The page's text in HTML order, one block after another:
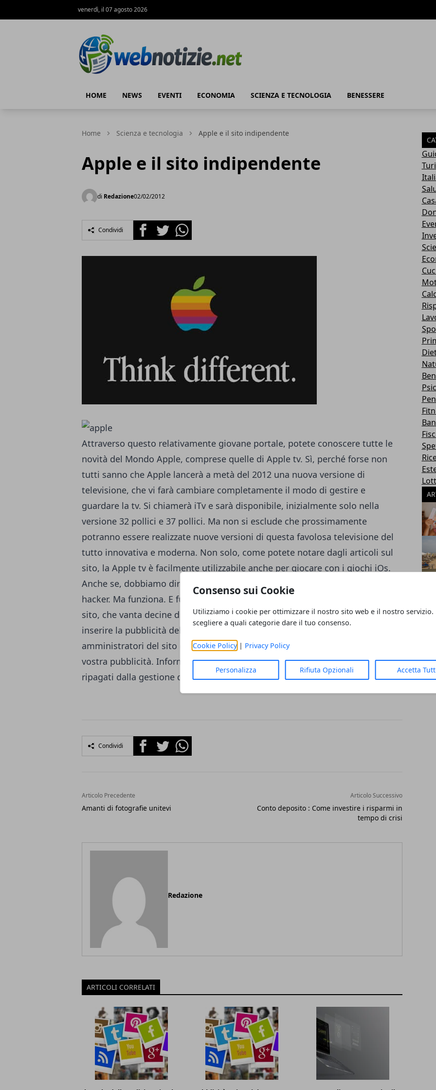
Consenso sui Cookie
Utilizziamo i cookie per ottimizzare il nostro sito web e il nostro servizio.
scegliere a quali categorie dare il tuo consenso.
Cookie Policy| Privacy Policy
Personalizza Rifiuta Opzionali Accetta
venerdì, il 07 agosto 2026
HOME NEWS EVENTI ECONOMIA SCIENZA E TECNOLOGIA BENESSERE
Home Scienza e tecnologia Apple e il sito indipendente
Apple e il sito indipendente
di Redazione02/02/2012
Condividi FacebookTwitterWhatsapp
Attraverso questo relativamente giovane portale, potete conoscere tutte le
novità del Mondo Apple, comprese quelle di Apple tv. Sì, perché forse non
tutti sanno che Apple lancerà a metà del 2012 una nuova versione di
televisione, che vi farà cambiare completamente il modo di gestire e
guardare la tv. Si chiamerà iTv e sarà disponibile, inizialmente solo nella
versione 32 pollici e 37 pollici. Ma non si esclude che prossimamente
potranno essere realizzate nuove versioni di questa favolosa televisione del
tutto innovativa e moderna. Non solo, come potete notare dagli articoli sul
sito, la Apple tv è facilmente utilizzabile anche per giocare con i giochi iOs.
Anche se, dobbiamo dirlo, il modo per usarla è stato trovato da alcuni
hacker. Ma funziona. E funziona bene, come ogni prodotto Apple. Su questo
sito, che vanta decine di migliaia di visitatori l’anno, sarà possibile anche
inserire la pubblicità della vostra azienda o dei vostri prodotti. contattate gli
amministratori del sito e regolatevi su come sarebbe meglio gestire la
vostra pubblicità. Informatevi anche sui costi, che comunque saranno ben
ripagati dalla gestione della visibilità certamente altissima.
Condividi FacebookTwitterWhatsapp
Articolo Precedente
Amanti di fotografie unitevi
Articolo Successivo
Conto deposito : Come investire i risparmi in
tempo di crisi
Redazione
ARTICOLI CORRELATI